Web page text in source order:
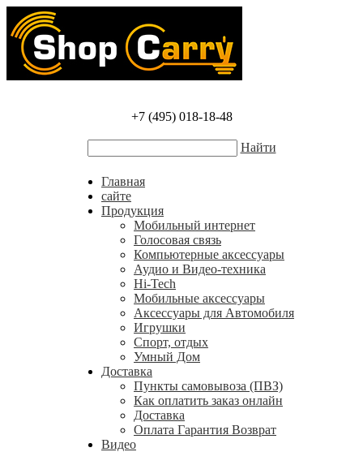
+7 (495) 018-18-48
Найти
Главная
сайте
Продукция
Мобильный интернет
Голосовая связь
Компьютерные аксессуары
Аудио и Видео-техника
Hi-Tech
Мобильные аксессуары
Аксессуары для Автомобиля
Игрушки
Спорт, отдых
Умный Дом
Доставка
Пункты самовывоза (ПВЗ)
Как оплатить заказ онлайн
Доставка
Оплата Гарантия Возврат
Видео